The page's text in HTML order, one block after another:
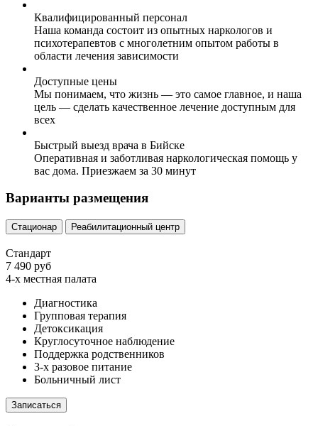
Квалифицированный персонал
Наша команда состоит из опытных наркологов и
психотерапевтов с многолетним опытом работы в
области лечения зависимости
Доступные цены
Мы понимаем, что жизнь — это самое главное, и наша
цель — сделать качественное лечение доступным для
всех
Быстрый выезд врача в Бийске
Оперативная и заботливая наркологическая помощь у
вас дома. Приезжаем за 30 минут
Варианты размещения
Стационар Реабилитационный центр
Стандарт
7 490 руб
4-х местная палата
Диагностика
Групповая терапия
Детоксикация
Круглосуточное наблюдение
Поддержка родственников
3-х разовое питание
Больничный лист
Записаться